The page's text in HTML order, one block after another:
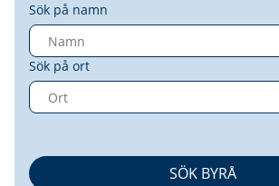
Sök på namn
Sök på ort